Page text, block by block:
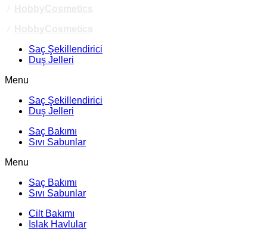
Saç Şekillendirici
Duş Jelleri
Menu
Saç Şekillendirici
Duş Jelleri
Saç Bakımı
Sıvı Sabunlar
Menu
Saç Bakımı
Sıvı Sabunlar
Cilt Bakımı
Islak Havlular